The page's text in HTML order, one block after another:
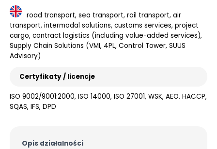
road transport, sea transport, rail transport, air
transport, intermodal solutions, customs services, project
cargo, contract logistics (including value-added services),
Supply Chain Solutions (VMI, 4PL, Control Tower, SUUS
Advisory)
Certyfikaty / licencje
ISO 9002/9001:2000, ISO 14000, ISO 27001, WSK, AEO, HACCP,
SQAS, IFS, DPD
Opis działalności